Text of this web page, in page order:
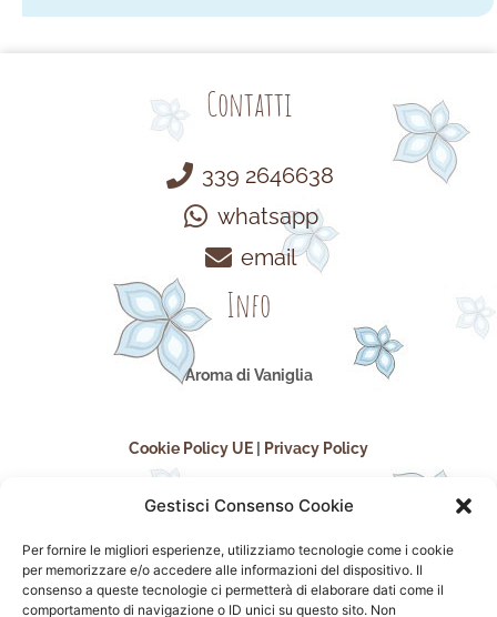
Gestisci Consenso Cookie
Per fornire le migliori esperienze, utilizziamo tecnologie come i cookie
per memorizzare e/o accedere alle informazioni del dispositivo. Il
consenso a queste tecnologie ci permetterà di elaborare dati come il
comportamento di navigazione o ID unici su questo sito. Non
Contatti
339 2646638
whatsapp
email
Info
Aroma di Vaniglia
Cookie Policy UE Privacy Policy